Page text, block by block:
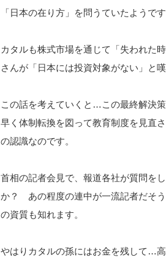
「日本の在り方」を問うていたようです
カタルも株式市場を通じて「失われた
さんが「日本には投資対象がない」と
この話を考えていくと…この最終解決
早く体制転換を図って教育制度を見直
の認識なのです。
首相の記者会見で、報道各社が質問を
か？ あの程度の連中が一流記者だそ
の資質も知れます。
やはりカタルの孫にはお金を残して…